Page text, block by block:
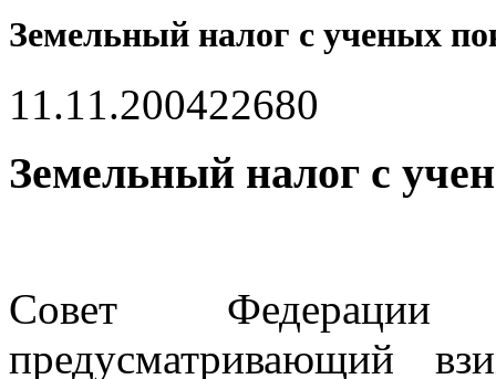
Земельный налог с ученых
11.11.200422680
Земельный налог с
Совет Федерации
предусматривающий